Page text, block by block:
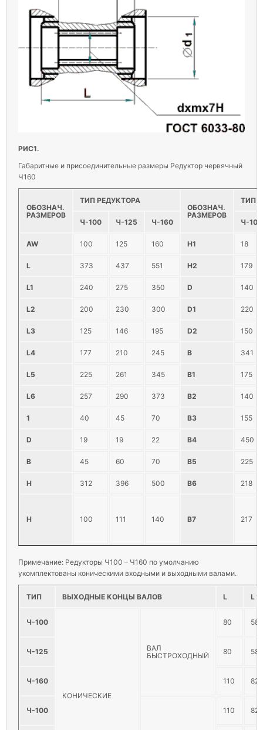
РИС1.
Габаритные и присоединительные размеры Редуктор червячный
Ч160
ОБОЗНАЧ.
РАЗМЕРОВ
ТИП РЕДУКТОРА
ОБОЗНАЧ.
РАЗМЕРОВ
ТИП
Ч-100 Ч-125 Ч-160 Ч-100
AW 100 125 160 H1 18
L 373 437 551 H2 179
L1 240 275 350 D 140
L2 200 230 300 D1 220
L3 125 146 195 D2 150
L4 177 210 245 B 341
L5 225 261 345 B1 175
L6 257 290 373 B2 140
1 40 45 70 В3 155
D 19 19 22 В4 450
B 45 60 70 B5 225
Н 312 396 500 В6 218
H 100 111 140 В7 217
Примечание: Редукторы Ч100 – Ч160 по умолчанию
укомплектованы коническими входными и выходными валами.
ТИП ВЫХОДНЫЕ КОНЦЫ ВАЛОВ L L 1
Ч-100
КОНИЧЕСКИЕ
ВАЛ
БЫСТРОХОДНЫЙ
80 58
Ч-125 80 58
Ч-160 110 82
Ч-100 110 82